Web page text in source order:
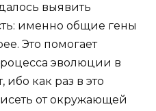
выявить
именно общие гены
Это помогает
эволюции в
ибо как раз в это
от окружающей